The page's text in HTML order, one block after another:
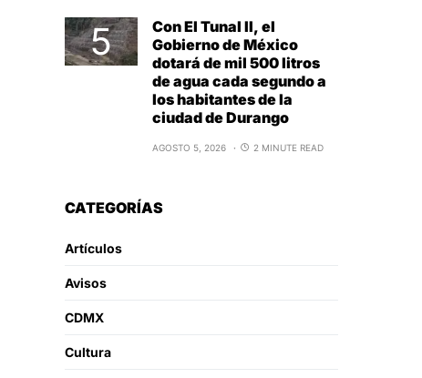
Con El Tunal II, el
Gobierno de México
dotará de mil 500 litros
de agua cada segundo a
los habitantes de la
ciudad de Durango
AGOSTO 5, 2026 2 MINUTE READ
CATEGORÍAS
Artículos
Avisos
CDMX
Cultura